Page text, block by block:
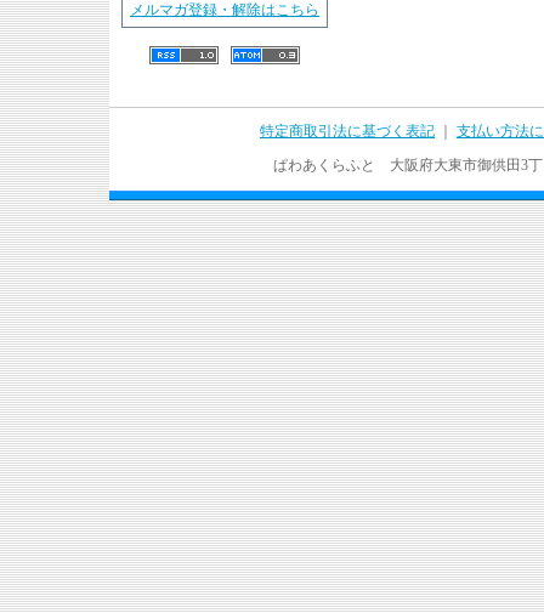
メルマガ登録・解除はこちら
特定商取引法に基づく表記
支払い方法
ぱわあくらふと 大阪府大東市御供田3